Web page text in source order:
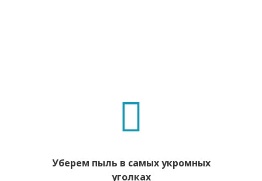
Уберем пыль в самых укромных
уголках